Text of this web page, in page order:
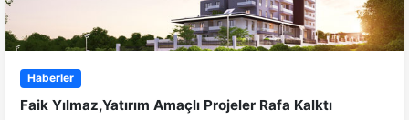
Haberler
Faik Yılmaz,Yatırım Amaçlı Projeler Rafa Kalktı